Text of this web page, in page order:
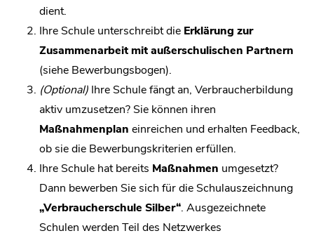
dient.
Ihre Schule unterschreibt die Erklärung zur
Zusammenarbeit mit außerschulischen Partnern
(siehe Bewerbungsbogen).
(Optional) Ihre Schule fängt an, Verbraucherbildung
aktiv umzusetzen? Sie können ihren
Maßnahmenplan einreichen und erhalten Feedback,
ob sie die Bewerbungskriterien erfüllen.
Ihre Schule hat bereits Maßnahmen umgesetzt?
Dann bewerben Sie sich für die Schulauszeichnung
„Verbraucherschule Silber“. Ausgezeichnete
Schulen werden Teil des Netzwerkes